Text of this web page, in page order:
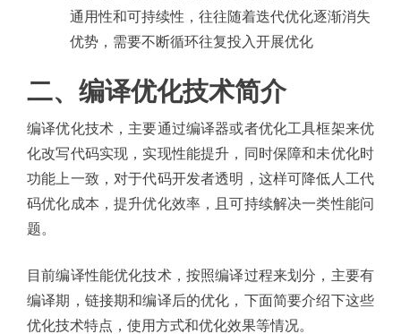
通用性和可持续性，往往随着迭代优化逐渐消失
优势，需要不断循环往复投入开展优化
二、编译优化技术简介
编译优化技术，主要通过编译器或者优化工具框架来优
化改写代码实现，实现性能提升，同时保障和未优化时
功能上一致，对于代码开发者透明，这样可降低人工代
码优化成本，提升优化效率，且可持续解决一类性能问
题。
目前编译性能优化技术，按照编译过程来划分，主要有
编译期，链接期和编译后的优化，下面简要介绍下这些
优化技术特点，使用方式和优化效果等情况。